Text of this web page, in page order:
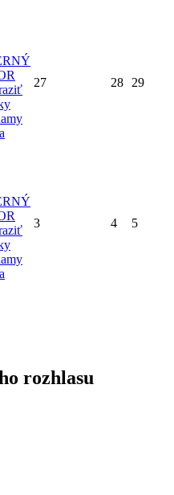
27 28 29
3 4 5
rozhlasu